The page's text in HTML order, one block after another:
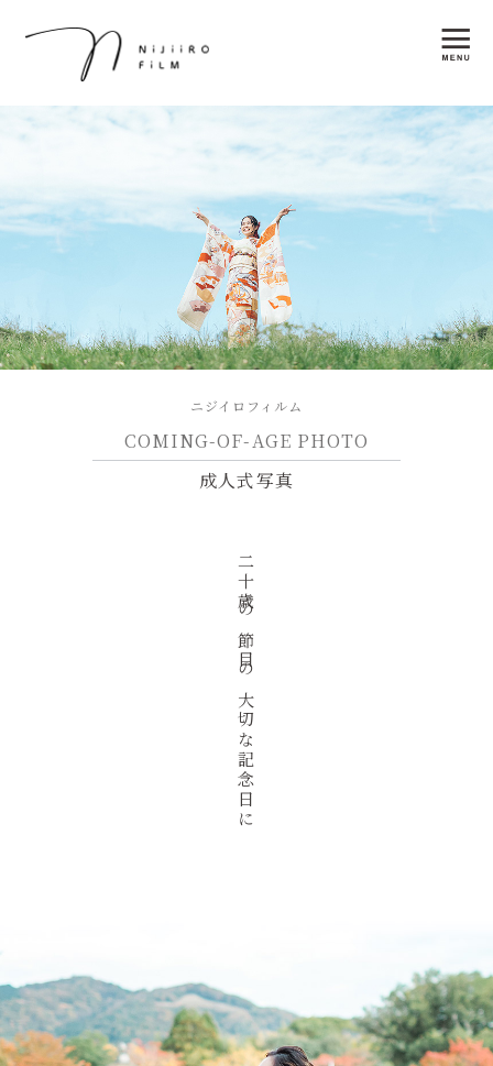
ニジイロフィルム
COMING-OF-AGE PHOTO
成人式写真
二十歳の節目の大切な記念日に